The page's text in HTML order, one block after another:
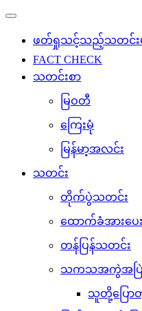
ဖတ်ရှုသင့်သည့်သတင်းမ
FACT CHECK
သတင်းစာ
မြဝတီ
ကြေးမုံ
မြန်မာ့အလင်း
သတင်း
တိုက်ပွဲသတင်း
ထောက်ခံအားပေ
တန်ပြန်သတင်း
သကသအကွဲအပြဲ
သူတို့ပြော